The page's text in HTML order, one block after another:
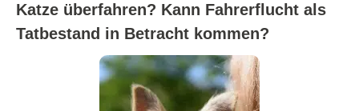
Katze überfahren? Kann Fahrerflucht als
Tatbestand in Betracht kommen?